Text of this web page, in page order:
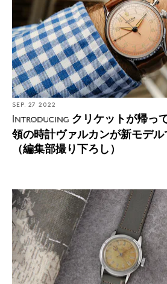
SEP. 27 2022
Introducing クリケットが帰っ
領の時計ヴァルカンが新モデ
（編集部撮り下ろし）